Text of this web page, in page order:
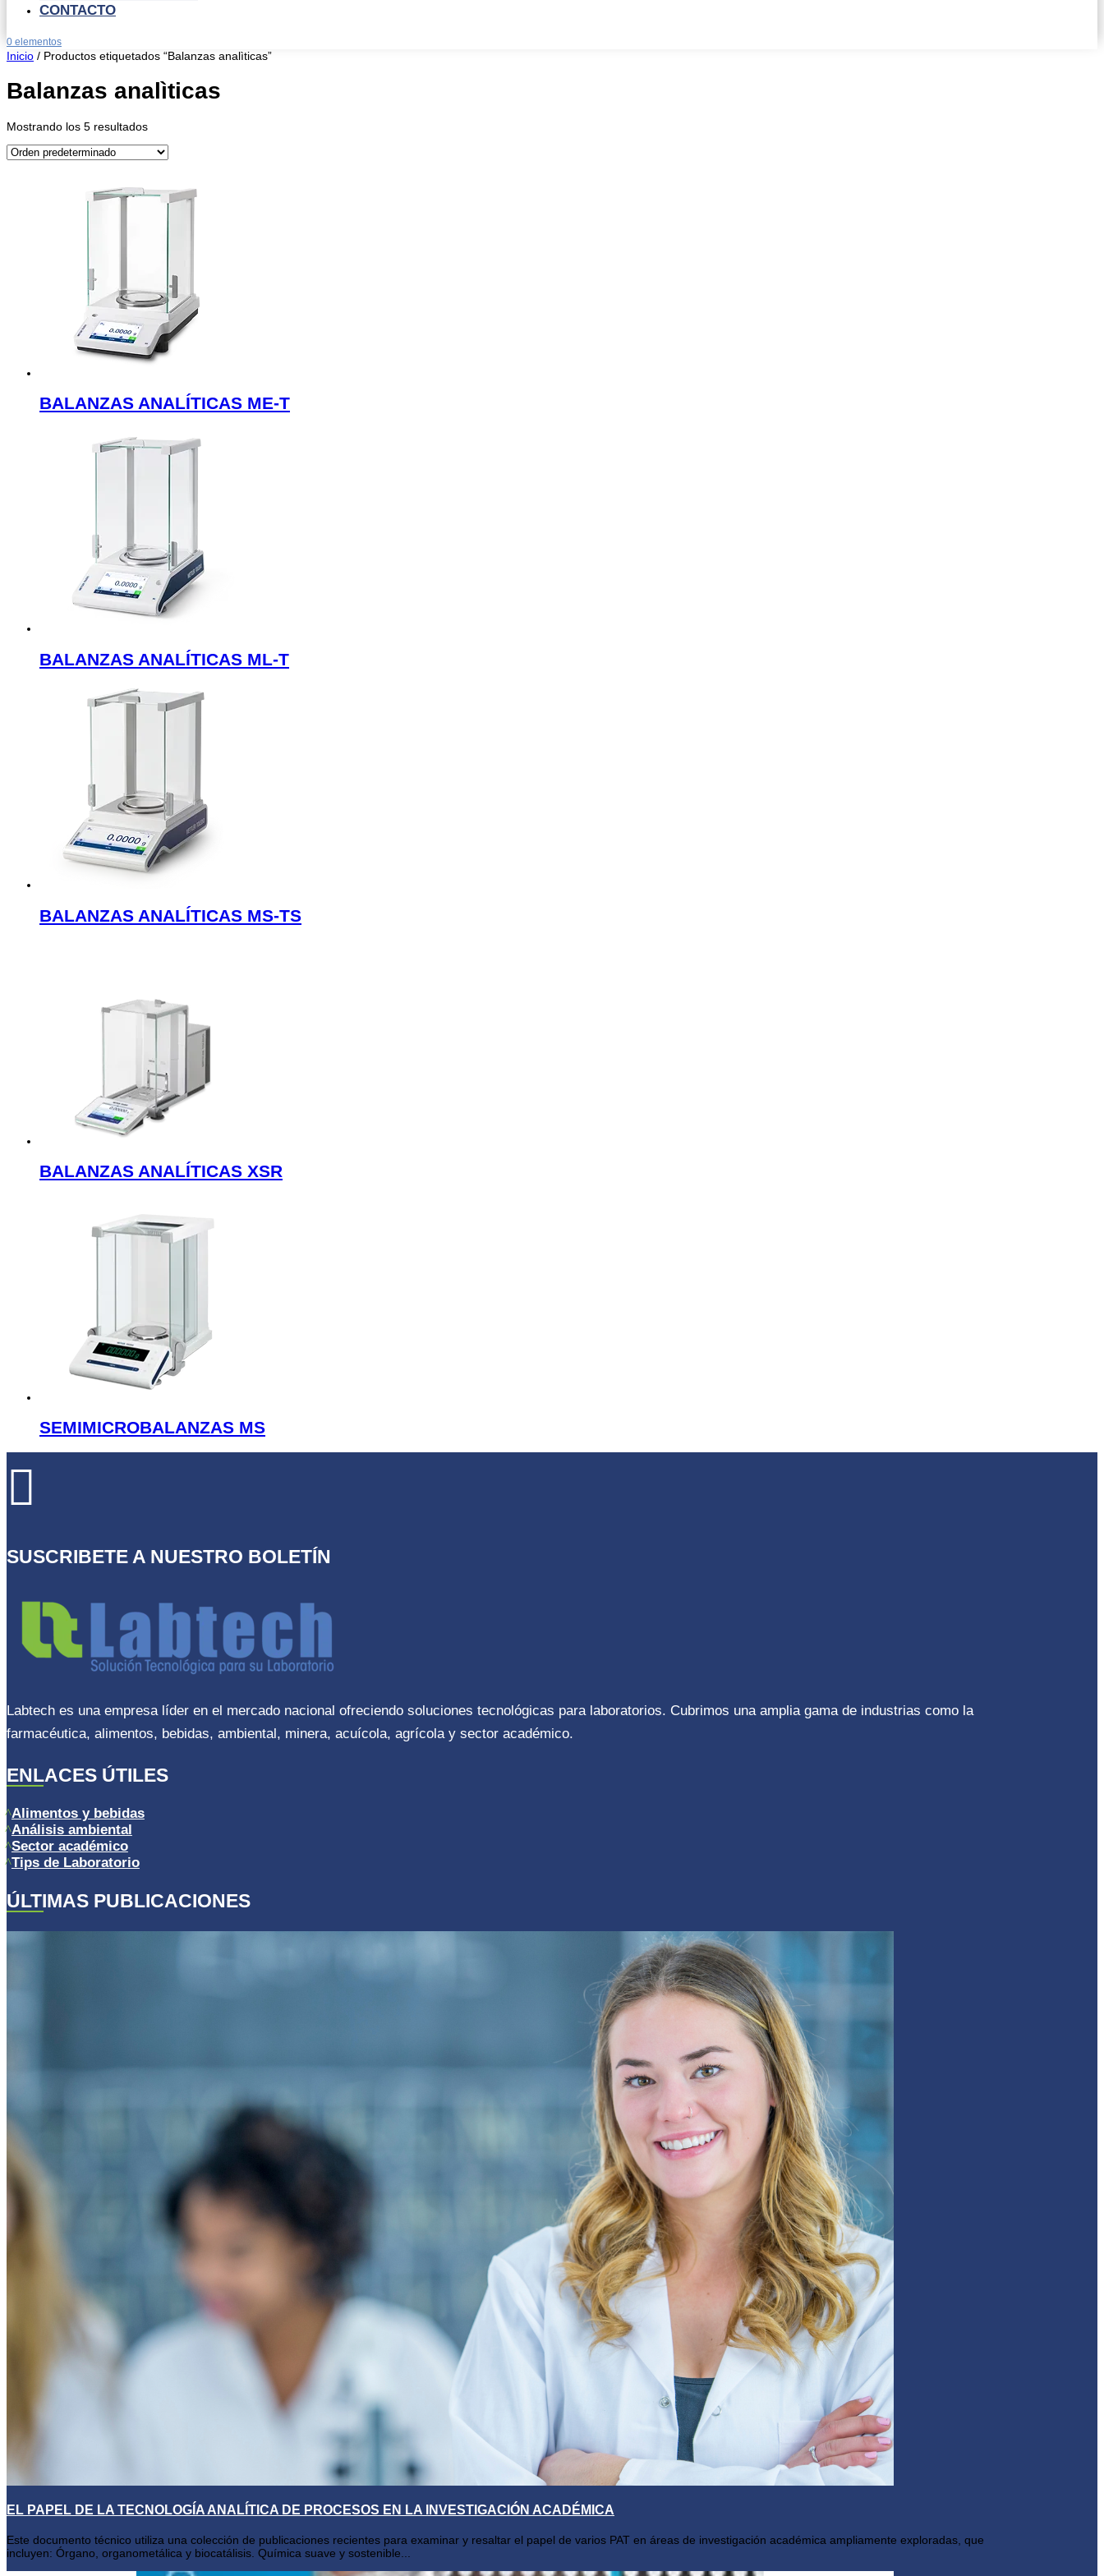
CONTACTO
0 elementos
Inicio / Productos etiquetados “Balanzas analìticas”
Balanzas analìticas
Mostrando los 5 resultados
BALANZAS ANALÍTICAS ME-T
BALANZAS ANALÍTICAS ML-T
BALANZAS ANALÍTICAS MS-TS
BALANZAS ANALÍTICAS XSR
SEMIMICROBALANZAS MS

SUSCRIBETE A NUESTRO BOLETÍN
Labtech es una empresa líder en el mercado nacional ofreciendo soluciones tecnológicas para laboratorios. Cubrimos una amplia gama de industrias como la
farmacéutica, alimentos, bebidas, ambiental, minera, acuícola, agrícola y sector académico.
ENLACES ÚTILES
Alimentos y bebidas
Análisis ambiental
Sector académico
Tips de Laboratorio
ÚLTIMAS PUBLICACIONES
EL PAPEL DE LA TECNOLOGÍA ANALÍTICA DE PROCESOS EN LA INVESTIGACIÓN ACADÉMICA
Este documento técnico utiliza una colección de publicaciones recientes para examinar y resaltar el papel de varios PAT en áreas de investigación académica ampliamente exploradas, que
incluyen: Órgano, organometálica y biocatálisis. Química suave y sostenible...